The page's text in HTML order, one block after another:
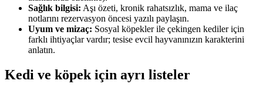
Sağlık bilgisi: Aşı özeti, kronik rahatsızlık, mama ve ilaç
notlarını rezervasyon öncesi yazılı paylaşın.
Uyum ve mizaç: Sosyal köpekler ile çekingen kediler için
farklı ihtiyaçlar vardır; tesise evcil hayvanınızın karakterini
anlatın.
Kedi ve köpek için ayrı listeler